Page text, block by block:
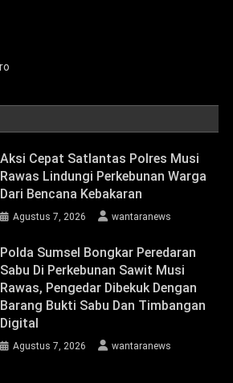
Aksi Cepat Satlantas Polres Musi
Rawas Lindungi Perkebunan Warga
Dari Bencana Kebakaran
Agustus 7, 2026 wantaranews
Polda Sumsel Bongkar Peredaran
Sabu Di Perkebunan Sawit Musi
Rawas, Pengedar Dibekuk Dengan
Barang Bukti Sabu Dan Timbangan
Digital
Agustus 7, 2026 wantaranews